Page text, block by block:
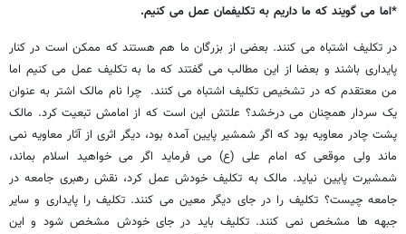
*اما می گویند که ما داریم به تکلیفمان عمل می کنیم.
در تکلیف اشتباه می کنند. بعضی از بزرگان ما هم هستند که ممکن است در کنار
پایداری باشند و بعضا از این مطالب می گفتند که ما به تکلیف عمل می کنیم اما
من معتقدم که در تشخیص تکلیف اشتباه می کنند. چرا نام مالک اشتر به عنوان
یک سردار همچنان می درخشد؟ علتش این است که از امامش تبعیت کرد. مالک
پشت چادر معاویه بود که اگر شمشیر پایین آمده بود، دیگر اثری از آثار معاویه نمی
ماند ولی موقعی که امام علی (ع) می فرماید اگر می خواهید اسلام بماند،
شمشیرت پایین نیاید. مالک به تکلیف خودش عمل کرد، نقش رهبری جامعه در
جامعه چیست؟ تکلیف را در جای دیگر معین می کنند. تکلیف را پایداری و سایر
جبهه ها مشخص نمی کنند. تکلیف باید در جای خودش مشخص شود و این